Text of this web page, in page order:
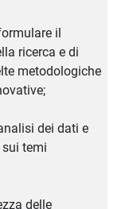
il
ricerca e di
metodologiche
dei dati e
temi
delle